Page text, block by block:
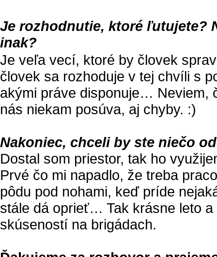
Je rozhodnutie, ktoré ľutujete?
inak?
Je veľa vecí, ktoré by človek
človek sa rozhoduje v tej chvíli s
akými práve disponuje… Neviem,
nás niekam posúva, aj chyby. :)
Nakoniec, chceli by ste niečo
Dostal som priestor, tak ho
Prvé čo mi napadlo, že treba
pôdu pod nohami, keď príde
stále dá oprieť… Tak krásne leto
skúseností na brigádach.